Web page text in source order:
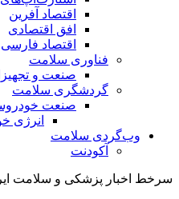
اقتصاد آفرین
افق اقتصادی
اقتصاد فارسی
فناوری سلامت
صنعت و
گردشگری سلامت
صنعت
انرژی
وب‌گردی سلامت
آکودنت
سرخط اخبار پزشکی و سلامت